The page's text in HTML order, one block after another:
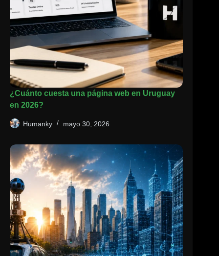
¿Cuánto cuesta una página web en Uruguay
en 2026?
Humanky mayo 30, 2026